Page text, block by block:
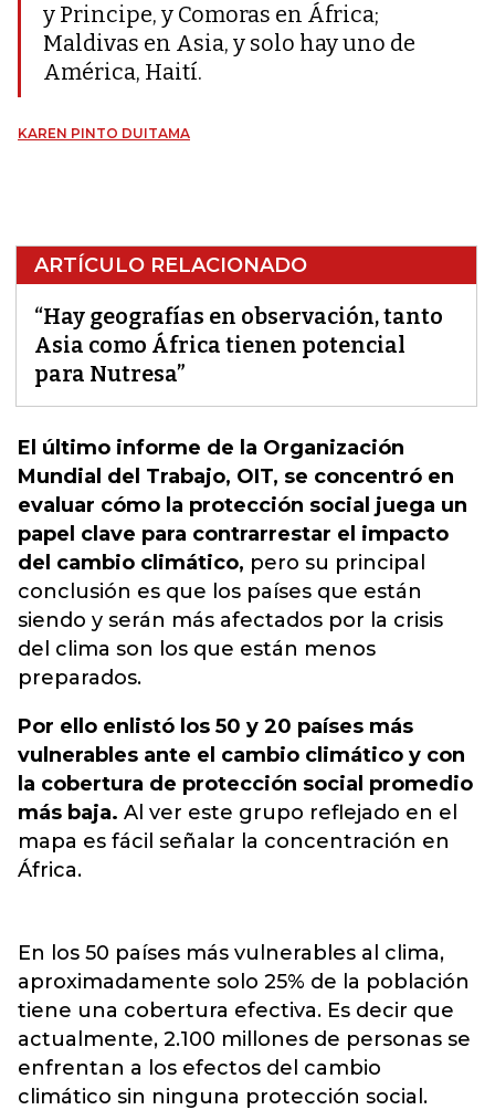
y Principe, y Comoras en África;
Maldivas en Asia, y solo hay uno de
América, Haití.
KAREN PINTO DUITAMA
ARTÍCULO RELACIONADO
“Hay geografías en observación, tanto
Asia como África tienen potencial
para Nutresa”
El último informe de la Organización
Mundial del Trabajo, OIT, se concentró en
evaluar cómo la protección social juega un
papel clave para contrarrestar el impacto
del cambio climático, pero su principal
conclusión es que los países que están
siendo y serán más afectados por la crisis
del clima son los que están menos
preparados.
Por ello enlistó los 50 y 20 países más
vulnerables ante el cambio climático y con
la cobertura de protección social promedio
más baja. Al ver este grupo reflejado en el
mapa es fácil señalar la concentración en
África.
En los 50 países más vulnerables al clima,
aproximadamente solo 25% de la población
tiene una cobertura efectiva. Es decir que
actualmente, 2.100 millones de personas se
enfrentan a los efectos del cambio
climático sin ninguna protección social.